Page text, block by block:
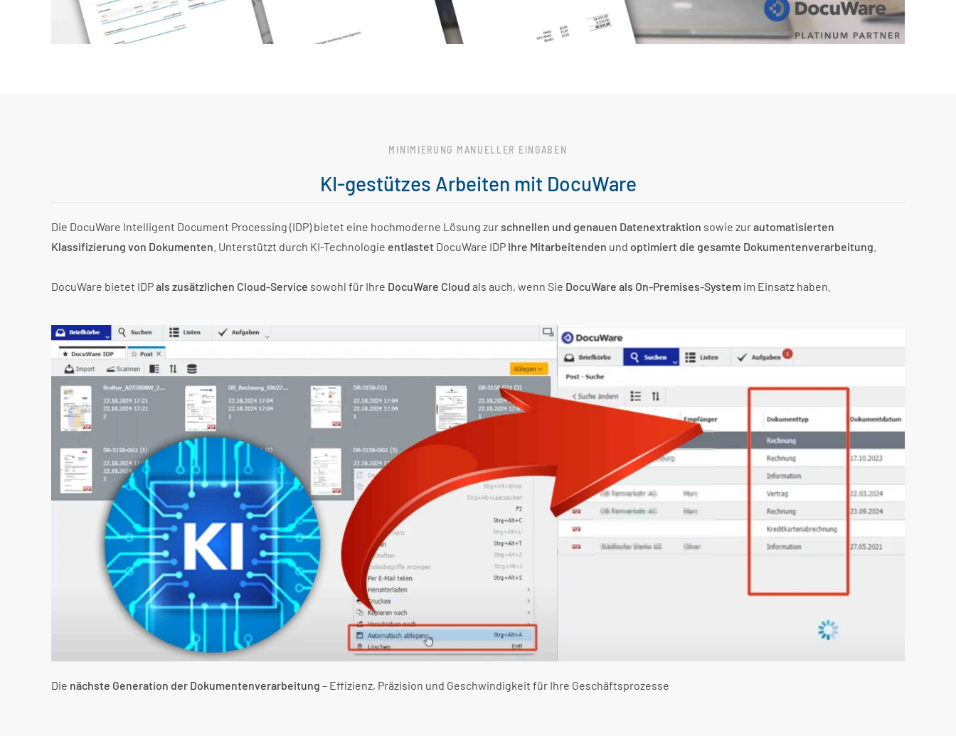
MINIMIERUNG MANUELLER EINGABEN
KI-gestützes Arbeiten mit DocuWare
Die DocuWare Intelligent Document Processing (IDP) bietet eine hochmoderne Lösung zur schnellen und genauen Datenextraktion sowie zurautomatisierten
Klassifizierung von Dokumenten . Unterstützt durch KI-Technologie entlastet DocuWare IDP Ihre Mitarbeitenden und optimiert die gesamte Dokumentenverarbeitung
DocuWare bietet IDPals zusätzlichen Cloud-Service sowohl für Ihre DocuWare Cloud als auch, wenn Sie DocuWare als On-Premises-System im Einsatz haben.
Die nächste Generation der Dokumentenverarbeitung – Effizienz, Präzision und Geschwindigkeit für Ihre Geschäftsprozesse